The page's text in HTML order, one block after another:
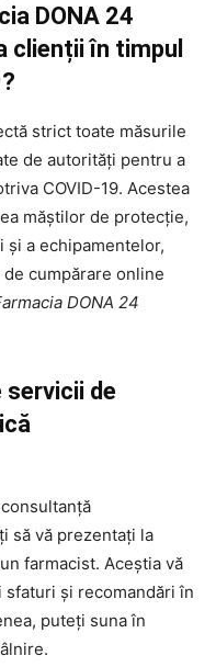
DONA 24
clienții în timpul
strict toate măsurile
de autorități pentru a
COVID-19. Acestea
măștilor de protecție,
și a echipamentelor,
cumpărare online
DONA 24
servicii de
să vă prezentați la
farmacist. Aceștia vă
și recomandări în
puteți suna în